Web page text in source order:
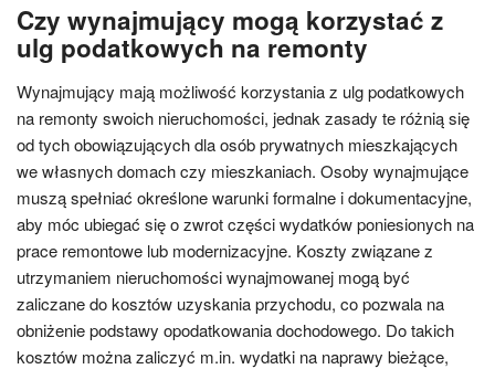
Czy wynajmujący mogą korzystać z
ulg podatkowych na remonty
Wynajmujący mają możliwość korzystania z ulg podatkowych
na remonty swoich nieruchomości, jednak zasady te różnią się
od tych obowiązujących dla osób prywatnych mieszkających
we własnych domach czy mieszkaniach. Osoby wynajmujące
muszą spełniać określone warunki formalne i dokumentacyjne,
aby móc ubiegać się o zwrot części wydatków poniesionych na
prace remontowe lub modernizacyjne. Koszty związane z
utrzymaniem nieruchomości wynajmowanej mogą być
zaliczane do kosztów uzyskania przychodu, co pozwala na
obniżenie podstawy opodatkowania dochodowego. Do takich
kosztów można zaliczyć m.in. wydatki na naprawy bieżące,